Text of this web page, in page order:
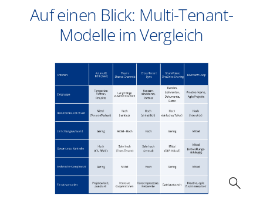
Auf einen Blick: Multi-Tenant-
Modelle im Vergleich